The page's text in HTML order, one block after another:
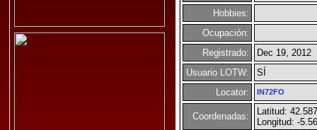
Hobbies:
Ocupación:
Registrado:
Dec 19, 2012
Usuario LOTW:
SÍ
Locator:
IN72FO
Coordenadas:
Latitud:
Longitud: -